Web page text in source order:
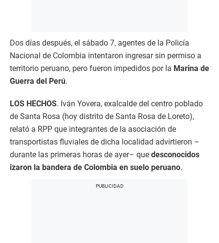
Dos días después, el sábado 7, agentes de la Policía
Nacional de Colombia intentaron ingresar sin permiso a
territorio peruano, pero fueron impedidos por la Marina de
Guerra del Perú.
LOS HECHOS. Iván Yovera, exalcalde del centro poblado
de Santa Rosa (hoy distrito de Santa Rosa de Loreto),
relató a RPP que integrantes de la asociación de
transportistas fluviales de dicha localidad advirtieron –
durante las primeras horas de ayer– que desconocidos
izaron la bandera de Colombia en suelo peruano.